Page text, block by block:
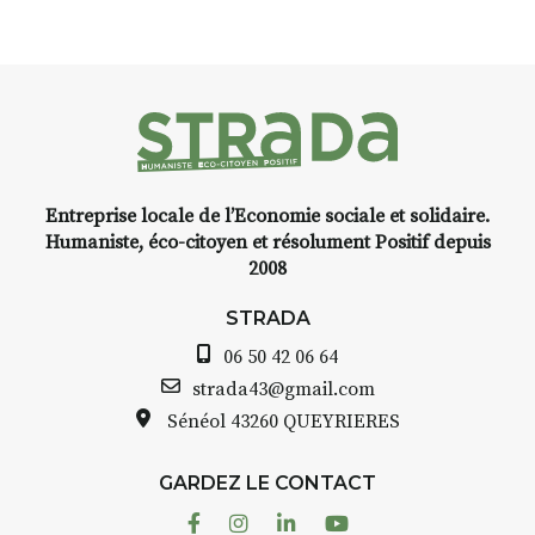
INTERVIEW
avez ouvert une galerie à
Bernard TURLE Le Fumoir n’est
pas une galerie permanente.
AuzonToujoursorganise
dans le village
Entreprise locale de l’Economie sociale et solidaire.
Humaniste, éco-citoyen et résolument Positif depuis
2008
STRADA
06 50 42 06 64
strada43@gmail.com
Sénéol 43260 QUEYRIERES
GARDEZ LE CONTACT
FacebookInstagram
LinkedinYoutube